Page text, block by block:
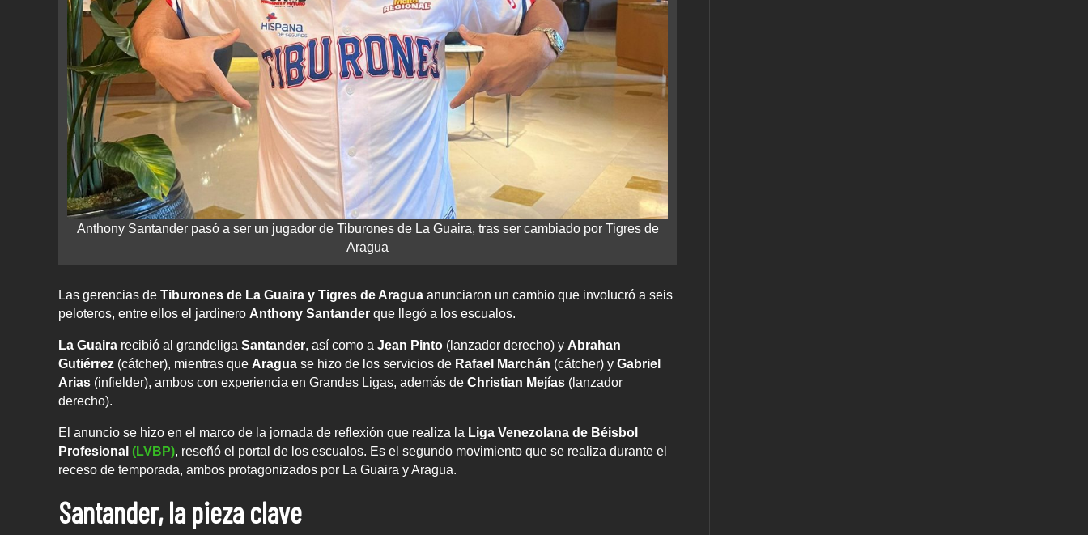
Anthony Santander pasó a ser un jugador de Tiburones de La Guaira, tras ser cambiado por Tigres de
Aragua
Las gerencias de Tiburones de La Guaira y Tigres de Aragua anunciaron un cambio que involucró a seis
peloteros, entre ellos el jardinero Anthony Santander que llegó a los escualos.
La Guaira recibió al grandeliga Santander, así como a Jean Pinto (lanzador derecho) y Abrahan
Gutiérrez (cátcher), mientras que Aragua se hizo de los servicios de Rafael Marchán (cátcher) y Gabriel
Arias (infielder), ambos con experiencia en Grandes Ligas, además de Christian Mejías (lanzador
derecho).
El anuncio se hizo en el marco de la jornada de reflexión que realiza la Liga Venezolana de Béisbol
Profesional (LVBP), reseñó el portal de los escualos. Es el segundo movimiento que se realiza durante el
receso de temporada, ambos protagonizados por La Guaira y Aragua.
Santander, la pieza clave